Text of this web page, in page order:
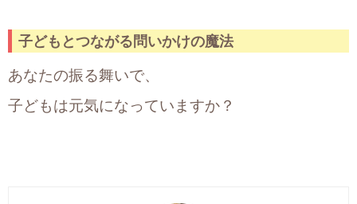
子どもとつながる問いかけの魔法
あなたの振る舞いで、
子どもは元気になっていますか？